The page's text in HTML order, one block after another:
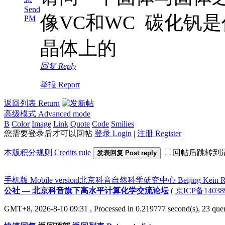
Send
PM 像VC和WC 碳化钒
晶体上的
回复 Reply
举报 Report
返回列表 Return
高级模式 Advanced mode
B Color Image Link Quote Code Smilies
您需要登录后才可以回帖 登录 Login | 注册 Register
本版积分规则 Credits rule 发表回复 Post reply 回帖后跳转到
手机版 Mobile version|北京科音自然科学研究中心 Beijing Kein
公社 — 北京科音旗下高水平计算化学交流论坛( 京ICP备
GMT+8, 2026-8-10 09:31 , Processed in 0.219777 second(s), 23